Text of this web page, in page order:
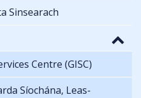
Sinsearach
Centre (GISC)
Síochána, Leas-